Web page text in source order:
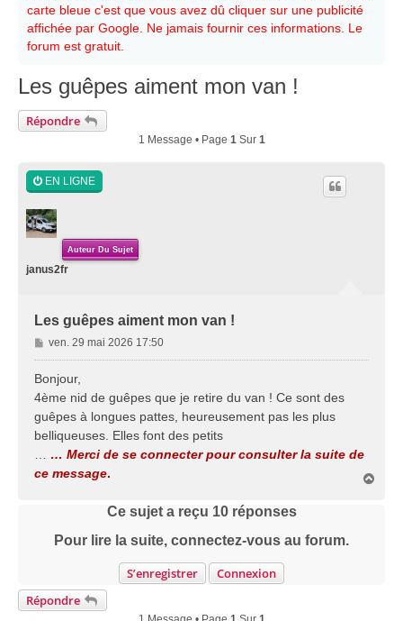
carte bleue c'est que vous avez dû cliquer sur une publicité
affichée par Google. Ne jamais fournir ces informations. Le
forum est gratuit.
Les guêpes aiment mon van !
Répondre
1 Message • Page 1Sur 1
EN LIGNE
Auteur Du Sujet
janus2fr
Les guêpes aiment mon van !
M
e
a
g
e
ven. 29 mai 2026 17:50
Bonjour,
4ème nid de guêpes que je retire du van ! Ce sont des
guêpes à longues pattes, heureusement pas les plus
belliqueuses. Elles font des petits
… Merci de se connecter pour consulter la suite de
ce message.
Ce sujet a reçu 10réponses
Pour lire la suite, connectez-vous au forum.
S’enregistrer
Connexion
Répondre